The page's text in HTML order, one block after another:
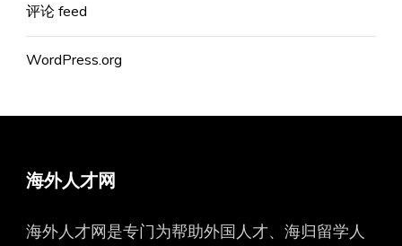
评论 feed
WordPress.org
海外人才网
海外人才网是专门为帮助外国人才、海归留学人